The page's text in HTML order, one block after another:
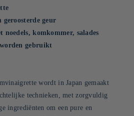
geroosterde geur
noedels, komkommer, salades
gebruikt
wordt in Japan gemaakt
technieken, met zorgvuldig
ingrediënten om een pure en